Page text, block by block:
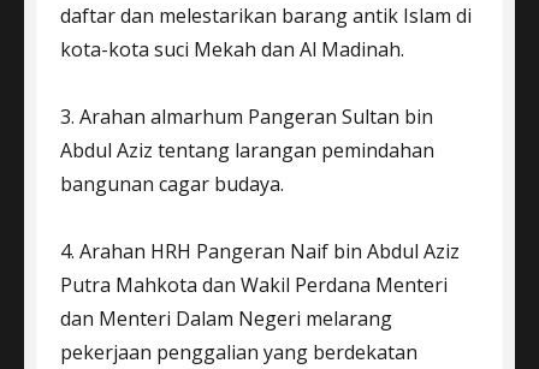
daftar dan melestarikan barang antik Islam di
kota-kota suci Mekah dan Al Madinah.
3. Arahan almarhum Pangeran Sultan bin
Abdul Aziz tentang larangan pemindahan
bangunan cagar budaya.
4. Arahan HRH Pangeran Naif bin Abdul Aziz
Putra Mahkota dan Wakil Perdana Menteri
dan Menteri Dalam Negeri melarang
pekerjaan penggalian yang berdekatan